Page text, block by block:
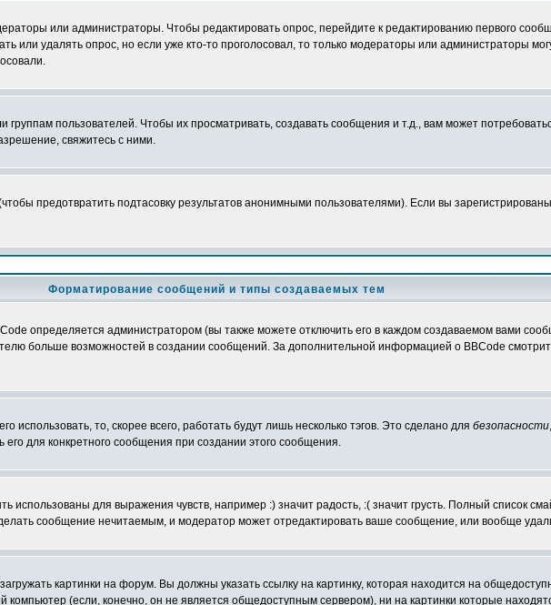
или администраторы. Чтобы редактировать опрос, перейдите к редактированию первого
или удалять опрос, но если уже кто-то проголосовал, то только модераторы или администраторы
пользователей. Чтобы их просматривать, создавать сообщения и т.д., вам может
свяжитесь с ними.
предотвратить подтасовку результатов анонимными пользователями). Если вы
Форматирование сообщений и типы создаваемых тем
определяется администратором (вы также можете отключить его в каждом создаваемом вами
больше возможностей в создании сообщений. За дополнительной информацией о BBCode
то, скорее всего, работать будут лишь несколько тэгов. Это сделано для безопасности
для конкретного сообщения при создании этого сообщения.
использованы для выражения чувств, например :) значит радость, :( значит грусть. Полный список
сообщение нечитаемым, и модератор может отредактировать ваше сообщение, или вообще
картинки на форум. Вы должны указать ссылку на картинку, которая находится на
компьютер (если, конечно, он не является общедоступным сервером), ни на картинки которые